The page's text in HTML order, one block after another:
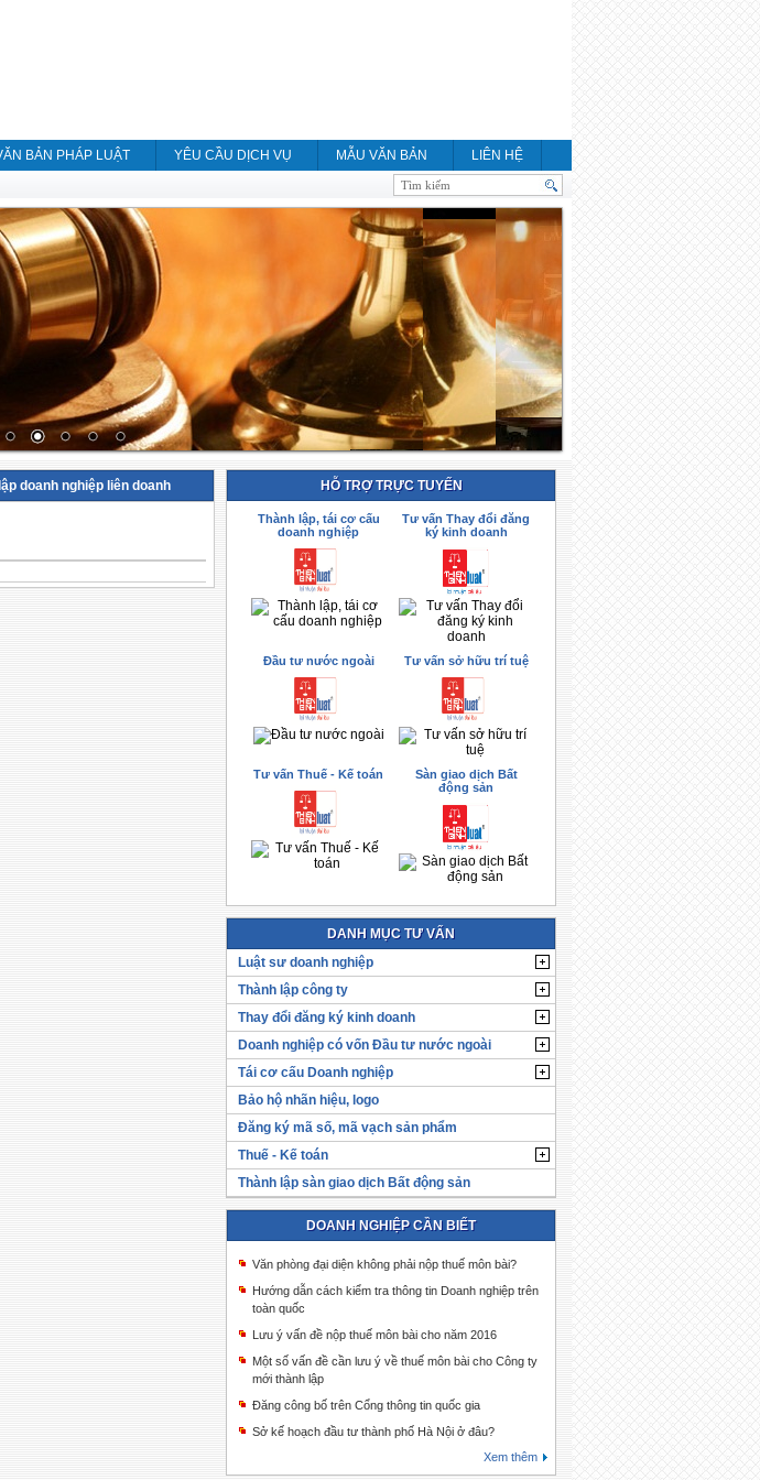
BẢN PHÁP LUẬT YÊU CẦU DỊCH VỤ MẪU VĂN BẢN
LIÊN HỆ
doanh nghiệp liên doanh HỖ TRỢ TRỰC TUYẾN
Thành lập, tái cơ cấu
doanh nghiệp
Tư vấn Thay đổi đăng
ký kinh doanh
Đầu tư nước ngoài Tư vấn sở hữu trí tuệ
Tư vấn Thuế - Kế toán
Sàn giao dịch Bất
động sản
DANH MỤC TƯ VẤN
Luật sư doanh nghiệp
Thành lập công ty
Thay đổi đăng ký kinh doanh
Doanh nghiệp có vốn Đầu tư nước ngoài
Tái cơ cấu Doanh nghiệp
Bảo hộ nhãn hiệu, logo
Đăng ký mã số, mã vạch sản phẩm
Thuế - Kế toán
Thành lập sàn giao dịch Bất động sản
DOANH NGHIỆP CẦN BIẾT
Văn phòng đại diện không phải nộp thuế môn bài?
Hướng dẫn cách kiểm tra thông tin Doanh nghiệp trên
toàn quốc
Lưu ý vấn đề nộp thuế môn bài cho năm 2016
Một số vấn đề cần lưu ý về thuế môn bài cho Công ty
mới thành lập
Đăng công bố trên Cổng thông tin quốc gia
Sở kế hoạch đầu tư thành phố Hà Nội ở đâu?
Xem thêm